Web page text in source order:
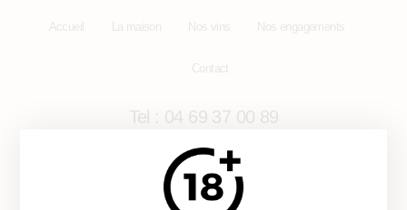
Accueil La maison Nos vins Nos engagements
Contact
Tel : 04 69 37 00 89